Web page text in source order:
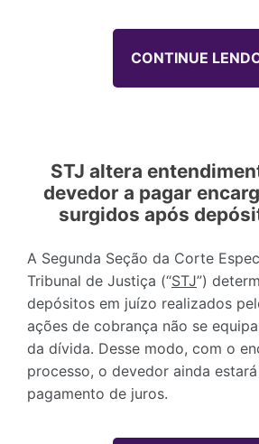
CONTINUE
STJ altera
devedor a pagar
surgidos após
A Segunda Seção da Corte
Tribunal de Justiça (“STJ”)
depósitos em juízo realizados
ações de cobrança não se
da dívida. Desse modo, com o
processo, o devedor ainda
pagamento de juros.